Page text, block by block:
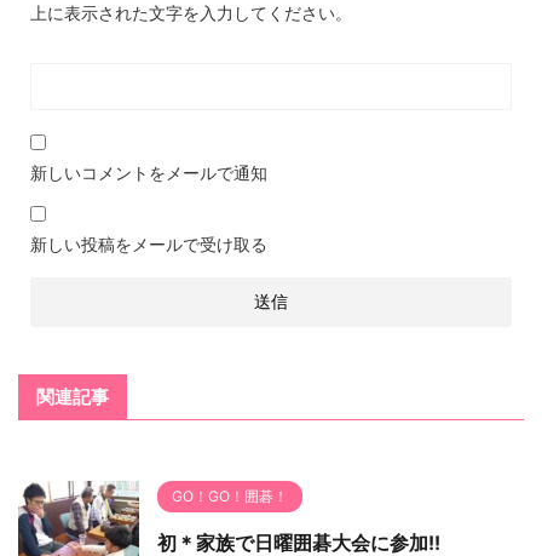
上に表示された文字を入力してください。
新しいコメントをメールで通知
新しい投稿をメールで受け取る
関連記事
GO！GO！囲碁！
初＊家族で日曜囲碁大会に参加!!